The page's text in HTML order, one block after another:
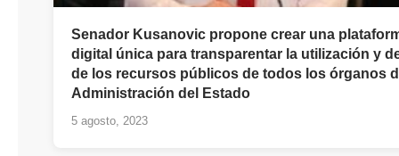
Senador Kusanovic propone crear una
digital única para transparentar la utilización y
de los recursos públicos de todos los órganos
Administración del Estado
5 agosto, 2023